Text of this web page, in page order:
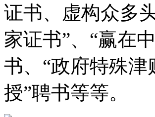
证书、虚构众多
家证书”、“赢在
书、“政府特殊津
授”聘书等等。